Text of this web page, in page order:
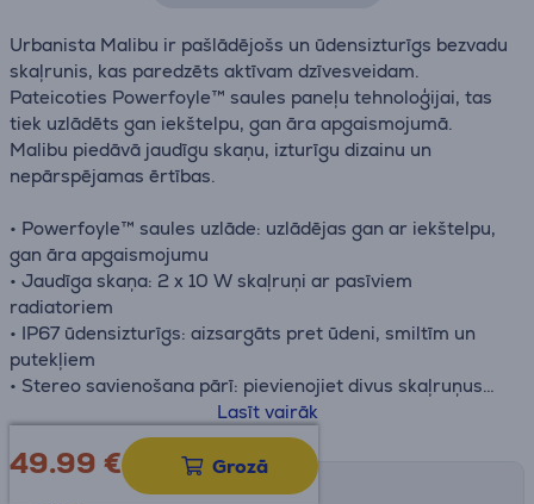
Urbanista Malibu ir pašlādējošs un ūdensizturīgs bezvadu
skaļrunis, kas paredzēts aktīvam dzīvesveidam.
Pateicoties Powerfoyle™ saules paneļu tehnoloģijai, tas
tiek uzlādēts gan iekštelpu, gan āra apgaismojumā.
Malibu piedāvā jaudīgu skaņu, izturīgu dizainu un
nepārspējamas ērtības.
• Powerfoyle™ saules uzlāde: uzlādējas gan ar iekštelpu,
gan āra apgaismojumu
• Jaudīga skaņa: 2 x 10 W skaļruņi ar pasīviem
radiatoriem
• IP67 ūdensizturīgs: aizsargāts pret ūdeni, smiltīm un
putekļiem
• Stereo savienošana pārī: pievienojiet divus skaļruņus
Lasīt vairāk
49.99 € Grozā
Saņemšanas iespējas